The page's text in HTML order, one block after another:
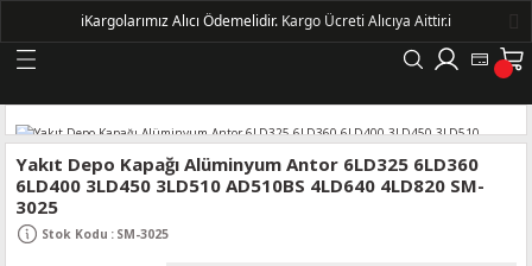
Geri Dön
Yakıt Depo Kapağı Alüminyum Antor 6LD325 6LD360
6LD400 3LD450 3LD510 AD510BS 4LD640 4LD820 SM-
3025
Stok Kodu : SM-3025
ℹ️Kargolarımız Alıcı Ödemelidir. Kargo Ücreti Alıcıya Aittir.ℹ️